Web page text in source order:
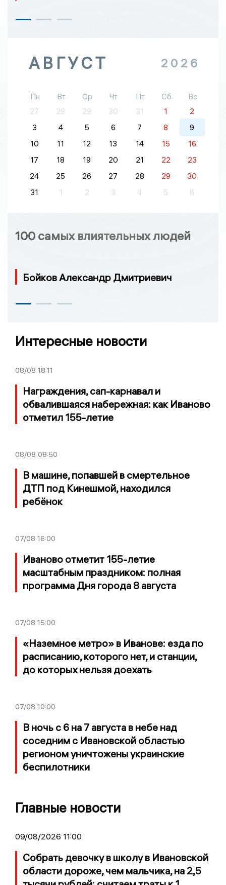
АВГУСТ 2026
Пн Вт Ср Чт Пт Сб
Вс
27
28 29 30 31 1
2
3
4 5 6 7 8
9
10
11 12 13 14 15
16
17
18 19 20 21 22
23
24
25 26 27 28 29
30
31
1 2 3 4 5 6
100 самых влиятельных людей
Бойков Александр Дмитриевич
Интересные новости
08/08 18:11
Награждения, сап-карнавал и
обвалившаяся набережная: как Иваново
отметил 155-летие
08/08 08:50
В машине, попавшей в смертельное
ДТП под Кинешмой, находился
ребёнок
07/08 16:00
Иваново отметит 155-летие
масштабным праздником: полная
программа Дня города 8 августа
07/08 15:00
«Наземное метро» в Иванове: езда по
расписанию, которого нет, и станции,
до которых нельзя доехать
07/08 10:00
В ночь с 6 на 7 августа в небе над
соседним с Ивановской областью
регионом уничтожены украинские
беспилотники
Главные новости
09/08/2026 11:00
Собрать девочку в школу в Ивановской
области дороже, чем мальчика, на 2,5